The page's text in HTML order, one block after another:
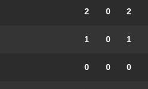
2 0 2
1 0 1
0 0 0